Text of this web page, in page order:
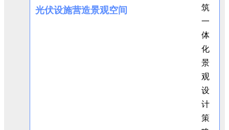
光伏设施营造景观空间